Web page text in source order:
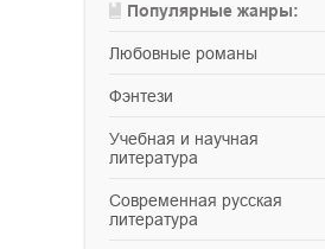
Популярные жанры:
любовные романы
фэнтези
учебная и научная
литература
современная русская
литература